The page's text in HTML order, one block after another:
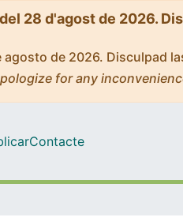
28 d'agost de 2026.
de 2026. Disculpad
for any
Contacte